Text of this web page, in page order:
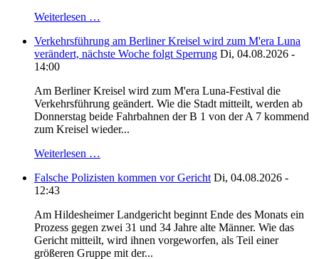
Weiterlesen …
Verkehrsführung am Berliner Kreisel wird zum M'era Luna
verändert, nächste Woche folgt Sperrung Di, 04.08.2026 -
14:00
Am Berliner Kreisel wird zum M'era Luna-Festival die
Verkehrsführung geändert. Wie die Stadt mitteilt, werden ab
Donnerstag beide Fahrbahnen der B 1 von der A 7 kommend
zum Kreisel wieder...
Weiterlesen …
Falsche Polizisten kommen vor Gericht Di, 04.08.2026 -
12:43
Am Hildesheimer Landgericht beginnt Ende des Monats ein
Prozess gegen zwei 31 und 34 Jahre alte Männer. Wie das
Gericht mitteilt, wird ihnen vorgeworfen, als Teil einer
größeren Gruppe mit der...